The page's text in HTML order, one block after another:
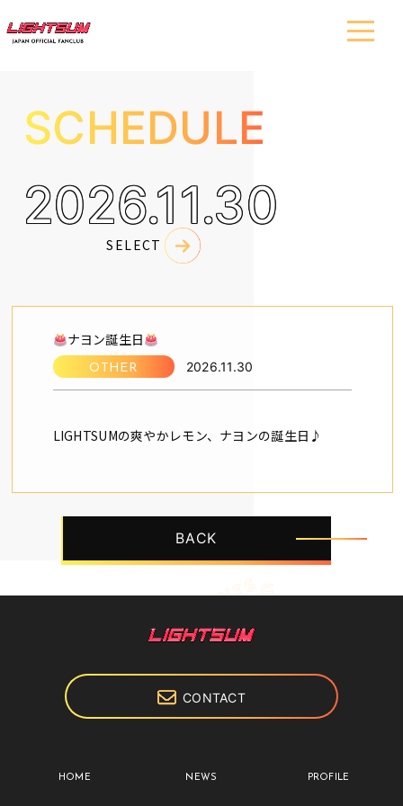
SCHEDULE
2026.11.30
ナヨン誕生日
OTHER 2026.11.30
LIGHTSUMの爽やかレモン、ナヨンの誕生日♪
BACK
CONTACT
HOME NEWS PROFILE